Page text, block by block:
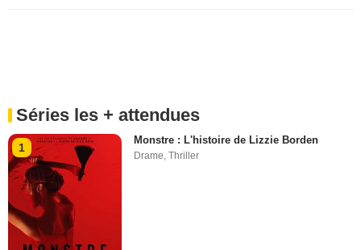
Séries les + attendues
1
Monstre : L'histoire de Lizzie Borden
Drame ,Thriller